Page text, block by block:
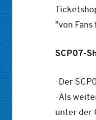
"von Fans
SCP07-
-Der
-Als
unter der